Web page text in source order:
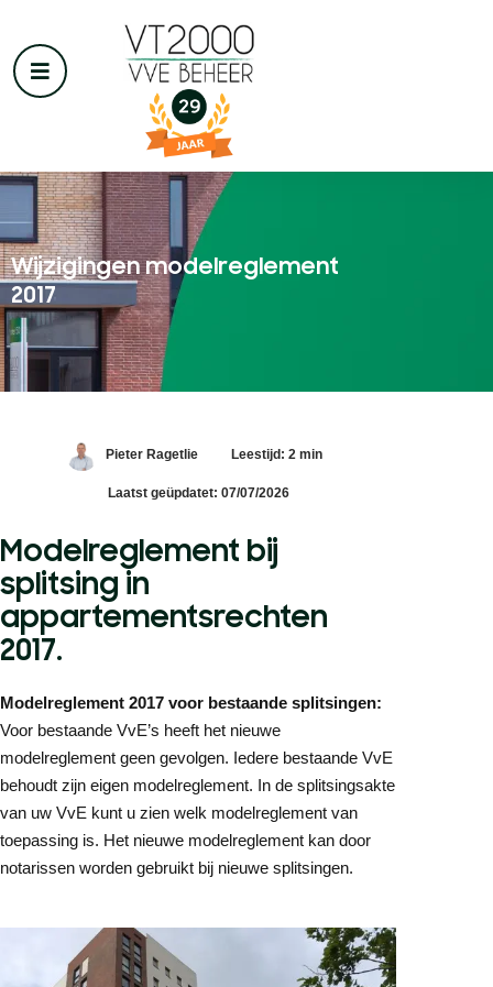
Wijzigingen modelreglement
2017
Pieter Ragetlie Leestijd: 2 min
Laatst geüpdatet: 07/07/2026
Modelreglement bij
splitsing in
appartementsrechten
2017.
Modelreglement 2017 voor bestaande splitsingen:
Voor bestaande VvE’s heeft het nieuwe
modelreglement geen gevolgen. Iedere bestaande VvE
behoudt zijn eigen modelreglement. In de splitsingsakte
van uw VvE kunt u zien welk modelreglement van
toepassing is. Het nieuwe modelreglement kan door
notarissen worden gebruikt bij nieuwe splitsingen.